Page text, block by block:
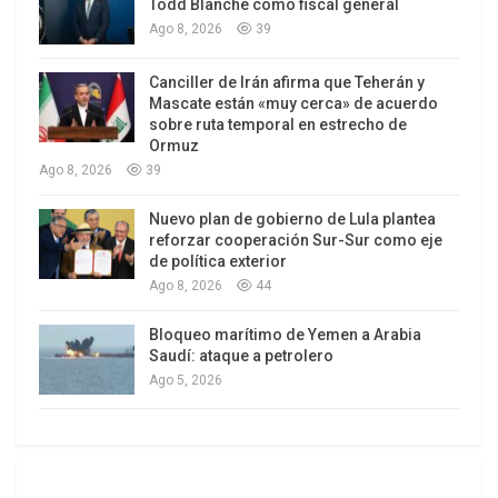
Rosie O’Donnell la rebajó como «cerda». De las
actrices en general afirmó que con ellas «puedes
hacer cualquier cosa».
Si eso opina sobre sus compatriotas, paralela es
su pasión de rebajar colectivos que no conoce. A
los mandatarios reclutados para el “Shield of
Américas” advierte: “no piensen que voy a
aprender su maldito idioma”. Sobre oriundos de
África, El Salvador y Haití se pregunta: “¿Por qué
aquí?”.
De los mexicanos dice que “están dominados por
Todd Blanche como fiscal general
Ago 8, 2026 39
Canciller de Irán afirma que Teherán y
Mascate están «muy cerca» de acuerdo
sobre ruta temporal en estrecho de
Ormuz
Ago 8, 2026 39
Nuevo plan de gobierno de Lula plantea
reforzar cooperación Sur-Sur como eje
de política exterior
Ago 8, 2026 44
Bloqueo marítimo de Yemen a Arabia
Saudí: ataque a petrolero
Ago 5, 2026